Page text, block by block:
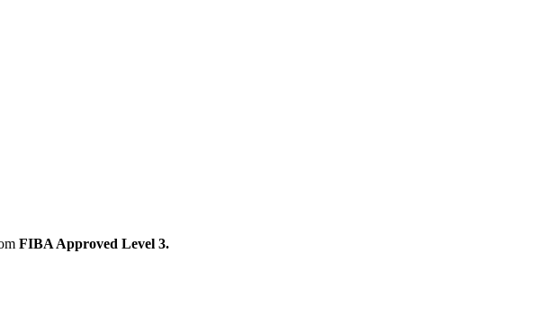
FIBA Approved Level 3.